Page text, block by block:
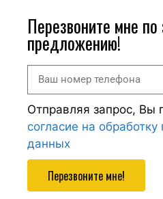
Перезвоните мне по
предложению!
Отправляя запрос, Вы
согласие на
данных
Перезвоните мне!